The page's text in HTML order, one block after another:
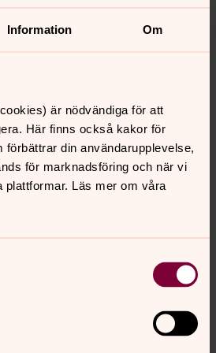
Information Om
är nödvändiga för att
Här finns också kakor för
din användarupplevelse,
för marknadsföring och när vi
plattformar. Läs mer om våra
till förskoleverksamheten
om dig och ditt
Detta görs vanligen på en
där du själv fyller i
rör det sig vanligtvis om namn,
telefonnummer och
eventuella allergier eller
foton och filmer där ditt